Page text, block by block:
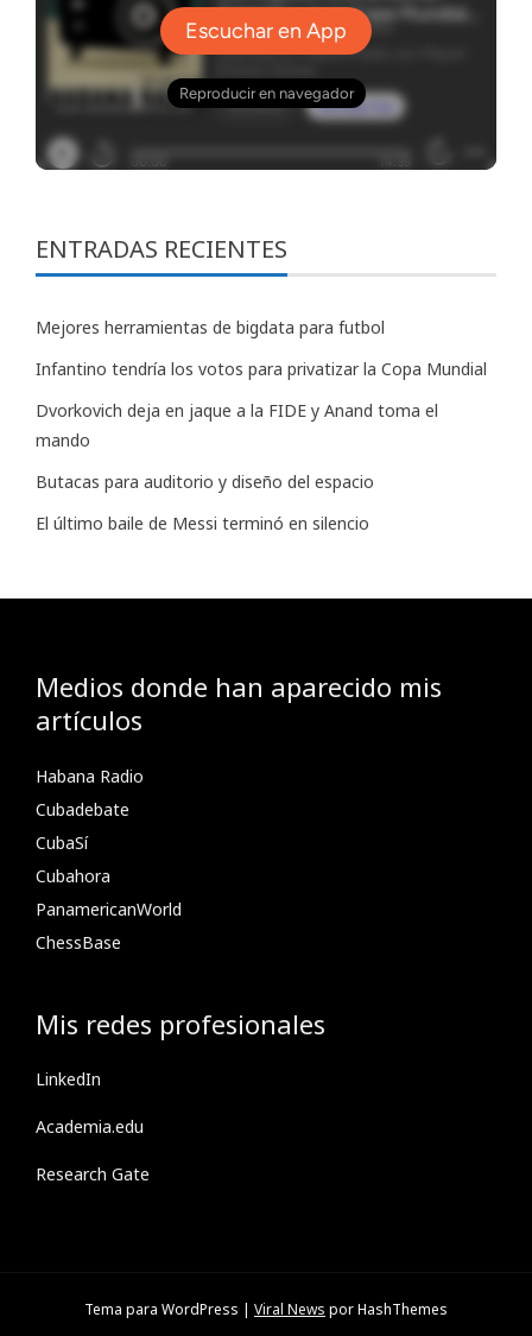
ENTRADAS RECIENTES
Mejores herramientas de bigdata para futbol
Infantino tendría los votos para privatizar la Copa Mundial
Dvorkovich deja en jaque a la FIDE y Anand toma el
mando
Butacas para auditorio y diseño del espacio
El último baile de Messi terminó en silencio
Medios donde han aparecido mis
artículos
Habana Radio
Cubadebate
CubaSí
Cubahora
PanamericanWorld
ChessBase
Mis redes profesionales
LinkedIn
Academia.edu
Research Gate
Tema para WordPress Viral News por HashThemes